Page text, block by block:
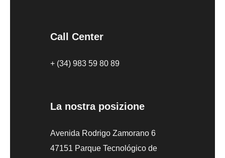
Call Center
+ (34) 983 59 80 89
La nostra posizione
Avenida Rodrigo Zamorano 6
47151 Parque Tecnológico de